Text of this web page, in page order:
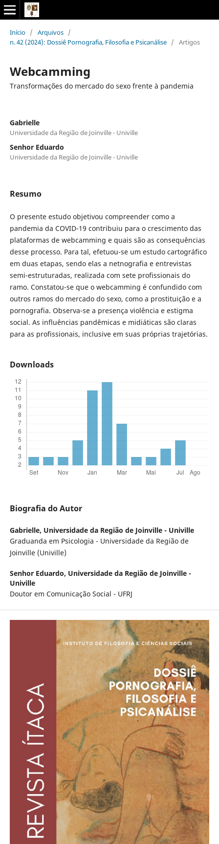
Início / Arquivos /
n. 42 (2024): Dossiê Pornografia, Filosofia e Psicanálise / Artigos
Webcamming
Transformações do mercado do sexo frente à pandemia
Gabrielle
Universidade da Região de Joinville - Univille
Senhor Eduardo
Universidade da Região de Joinville - Univille
Resumo
O presente estudo objetivou compreender como a
pandemia da COVID-19 contribuiu para o crescimento das
plataformas de webcamming e quais são as consequências
desse processo. Para tal, efetuou-se um estudo cartográfico
em duas etapas, sendo elas a netnografia e entrevistas
semi-estruturadas, realizada com sete profissionais do
ramo. Constatou-se que o webcamming é confundido com
outros ramos do mercado do sexo, como a prostituição e a
pornografia. Observa-se a presença violência e estigma
social. As influências pandêmicas e midiáticas são claras
para as profissionais, inclusive em suas próprias trajetórias.
Downloads
Biografia do Autor
Gabrielle, Universidade da Região de Joinville - Univille
Graduanda em Psicologia - Universidade da Região de
Joinville (Univille)
Senhor Eduardo, Universidade da Região de Joinville -
Univille
Doutor em Comunicação Social - UFRJ